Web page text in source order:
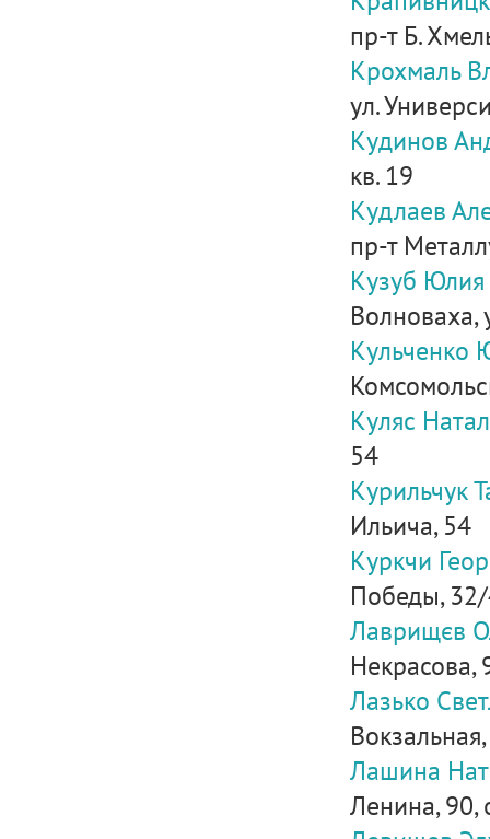
пр-т Б.
Крохмаль
ул.
Кудинов
кв. 19
Кудлаев
пр-т
Кузуб
Волноваха,
Кульченко
Куляс
54
Курильчук
Ильича, 54
Куркчи
Победы,
Лаврищєв
Некрасова,
Лазько
Лашина
Ленина, 90,